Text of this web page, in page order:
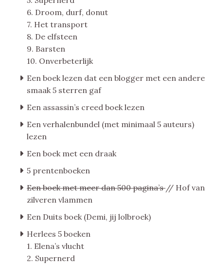
6. Droom, durf, donut
7. Het transport
8. De elfsteen
9. Barsten
10. Onverbeterlijk
Een boek lezen dat een blogger met een andere
smaak 5 sterren gaf
Een assassin’s creed boek lezen
Een verhalenbundel (met minimaal 5 auteurs)
lezen
Een boek met een draak
5 prentenboeken
Een boek met meer dan 500 pagina’s// Hof van
zilveren vlammen
Een Duits boek (Demi, jij lolbroek)
Herlees 5 boeken
1. Elena’s vlucht
2. Supernerd